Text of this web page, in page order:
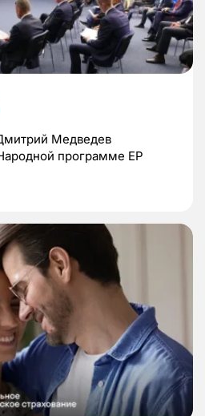
Медведев
программе ЕР